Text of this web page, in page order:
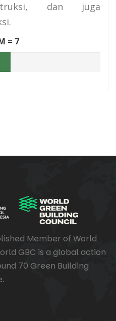
dan juga
= 7
Member of World
GBC is a global action
70 Green Building